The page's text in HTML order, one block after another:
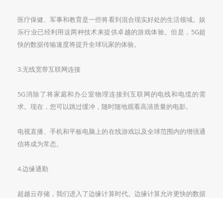
医疗保健、军事和教育是一些将看到混合现实好处的生活领域。娱
乐行业已经利用这两种技术来提供卓越的游戏体验。但是，5G超
快的数据传输速度将提升全球玩家的体验。
3.无线宽带互联网连接
5G消除了将家庭和办公室物理连接到互联网的电线和电缆的需
求。现在，您可以跳过缓冲，随时随地观看高清质量的电影。
电视直播、手机和平板电脑上的在线游戏以及全球范围内的增强通
信将成为常态。
4.边缘通勤
超越云存储，我们进入了边缘计算时代。边缘计算允许更快的数据